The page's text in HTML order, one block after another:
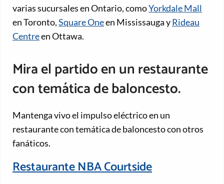
varias sucursales en Ontario, comoYorkdale Mall
en Toronto,Square Oneen Mississauga yRideau
Centreen Ottawa.
Mira el partido en un restaurante
con temática de baloncesto.
Mantenga vivo el impulso eléctrico en un
restaurante con temática de baloncesto con otros
fanáticos.
Restaurante NBA Courtside